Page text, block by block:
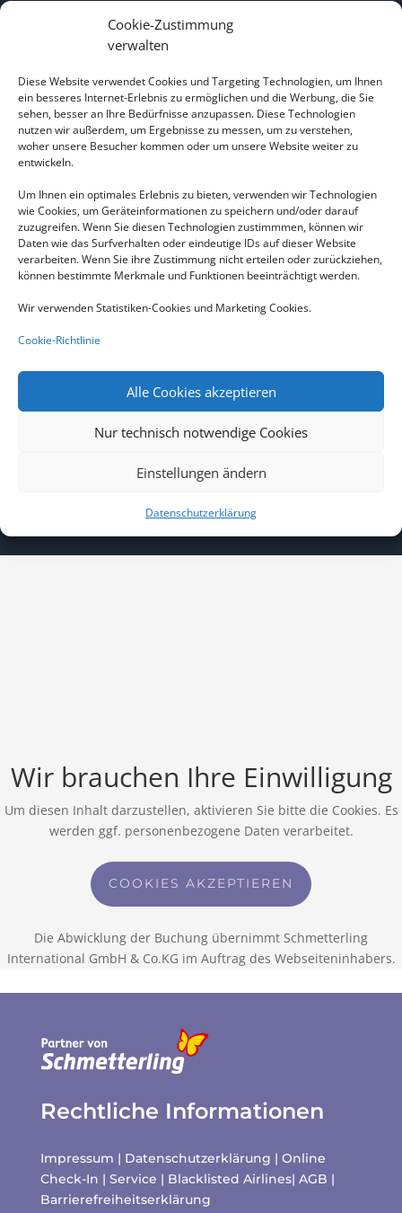
Cookie-Zustimmung
verwalten
Diese Website verwendet Cookies und Targeting Technologien, um Ihnen
ein besseres Internet-Erlebnis zu ermöglichen und die Werbung, die Sie
sehen, besser an Ihre Bedürfnisse anzupassen. Diese Technologien
nutzen wir außerdem, um Ergebnisse zu messen, um zu verstehen,
woher unsere Besucher kommen oder um unsere Website weiter zu
entwickeln.
Um Ihnen ein optimales Erlebnis zu bieten, verwenden wir Technologien
wie Cookies, um Geräteinformationen zu speichern und/oder darauf
zuzugreifen. Wenn Sie diesen Technologien zustimmmen, können wir
Daten wie das Surfverhalten oder eindeutige IDs auf dieser Website
verarbeiten. Wenn Sie ihre Zustimmung nicht erteilen oder zurückziehen,
können bestimmte Merkmale und Funktionen beeinträchtigt werden.
Wir verwenden Statistiken-Cookies und Marketing Cookies.
Cookie-Richtlinie
Alle Cookies akzeptieren
Nur technisch notwendige Cookies
Einstellungen ändern
Datenschutzerklärung
schöne
tropische
Gartenanlage
und die direkte
oberhalb des
türkisblauen
Ozeans
einen
unvergesslichen
Urlaub.
Wir brauchen Ihre Einwilligung
Um diesen Inhalt darzustellen, aktivieren Sie bitte die Cookies. Es
werden ggf. personenbezogene Daten verarbeitet.
COOKIES AKZEPTIEREN
Die Abwicklung der Buchung übernimmt Schmetterling
International GmbH & Co.KG im Auftrag des Webseiteninhabers.
Rechtliche Informationen
Impressum | Datenschutzerklärung | Online
Check-In | Service | Blacklisted Airlines| AGB |
Barrierefreiheitserklärung